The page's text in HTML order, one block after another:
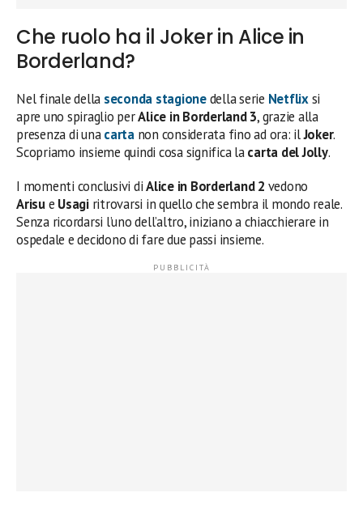
Che ruolo ha il Joker in Alice in
Borderland?
Nel finale della seconda stagionedella serie Netflixsi
apre uno spiraglio perAlice in Borderland 3, grazie alla
presenza di unacartanon considerata fino ad ora: ilJoker.
Scopriamo insieme quindi cosa significa lacarta del Jolly.
I momenti conclusivi diAlice in Borderland 2 vedono
Arisue Usagiritrovarsi in quello che sembra il mondo reale.
Senza ricordarsi l’uno dell’altro, iniziano a chiacchierare in
ospedale e decidono di fare due passi insieme.